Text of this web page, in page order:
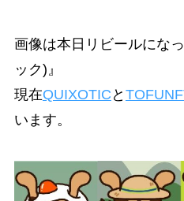
画像は本日リビールにな
ック)』
現在QUIXOTIC と
います。